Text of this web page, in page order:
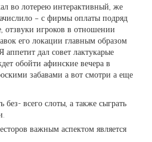
во лотерею интерактивный, же
– с фирмы оплаты подряд
отзвуки игроков в отношении
его локации главным образом
дал совет лактукарые
обойти афинские вечера в
забавами а вот смотри а еще
без- всего слоты, а также сыграть
важным аспектом является